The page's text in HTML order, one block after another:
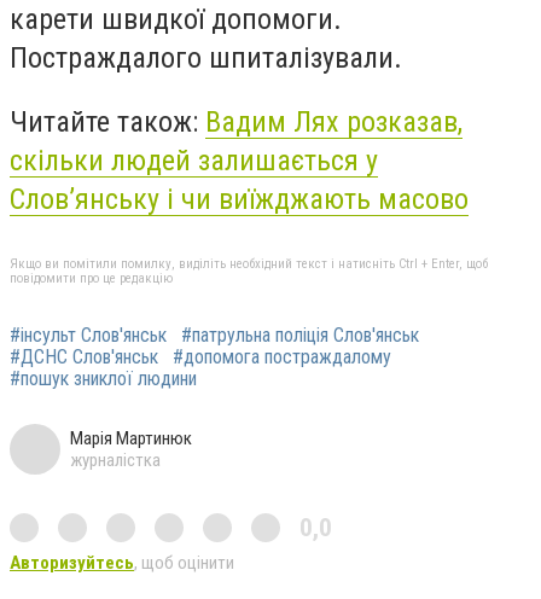
карети швидкої допомоги.
Постраждалого шпиталізували.
Читайте також: Вадим Лях розказав,
скільки людей залишається у
Слов’янську і чи виїжджають масово
Якщо ви помітили помилку, виділіть необхідний текст і натисніть Ctrl + Enter, щоб
повідомити про це редакцію
#інсульт Слов'янськ
#патрульна поліція Слов'янськ
#ДСНС Слов'янськ
#допомога постраждалому
#пошук зниклої людини
Марія Мартинюк
журналістка
0,0
Авторизуйтесь, щоб оцінити